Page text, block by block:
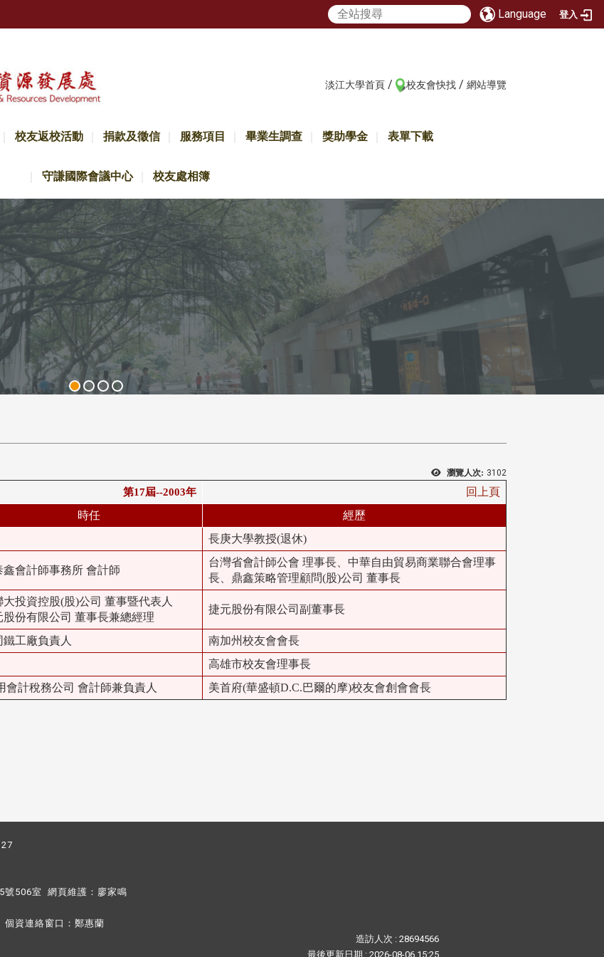
Language 登入
淡江大學首頁 / 校友會快找 / 網站導覽
校友返校活動 捐款及徵信 服務項目 畢業生調查 獎助學金 表單下載
守謙國際會議中心 校友處相簿
瀏覽人次: 3102
第17屆--2003年
回上頁
時任
經歷
長庚大學教授(退休)
鑫會計師事務所 會計師
台灣省會計師公會 理事長、中華自由貿易商業聯合會理事
長、鼎鑫策略管理顧問(股)公司 董事長
大投資控股(股)公司 董事暨代表人
股份有限公司 董事長兼總經理
捷元股份有限公司副董事長
鐵工廠負責人
南加州校友會會長
高雄市校友會理事長
會計稅務公司 會計師兼負責人 美首府(華盛頓D.C.巴爾的摩)校友會創會會長
506室 網頁維護： 廖家鳴​
個資連絡窗口： 鄭惠蘭
造訪人次 : 28694566
最後更新日期 : 2026-08-06 15:25